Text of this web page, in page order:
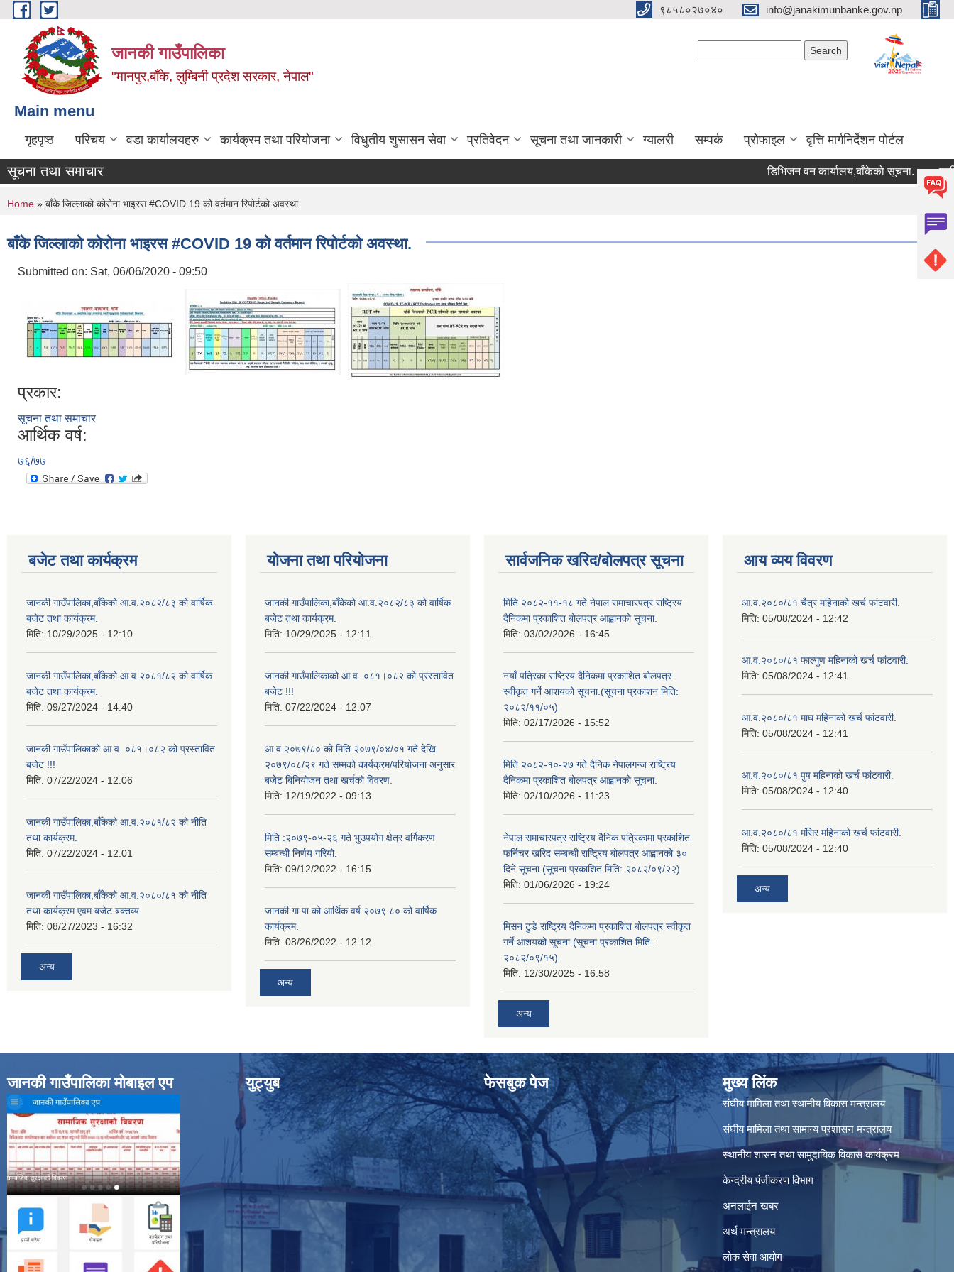
Skip to main content ९८५८०२७०४० info@janakimunbanke.gov.np
जानकी गाउँपालिका
"मानपुर,बाँके, लुम्बिनी प्रदेश सरकार, नेपाल"
Main menu
गृहपृष्ठ परिचय वडा कार्यालयहरु कार्यक्रम तथा परियोजना विधुतीय शुसासन सेवा प्रतिवेदन सूचना तथा जानकारी ग्यालरी सम्पर्क प्रोफाइल वृत्ति मार्गनिर्देशन पोर्टल
सूचना तथा समाचार डिभिजन वन कार्यालय,बाँकेको सूचना.
You are here
Home » बाँके जिल्लाको कोरोना भाइरस #COVID 19 को वर्तमान रिपोर्टको अवस्था.
बाँके जिल्लाको कोरोना भाइरस #COVID 19 को वर्तमान रिपोर्टको अवस्था.
Submitted on: Sat, 06/06/2020 - 09:50
प्रकार:
सूचना तथा समाचार
आर्थिक वर्ष:
७६/७७
बजेट तथा कार्यक्रम
जानकी गाउँपालिका,बाँकेको आ.व.२०८२/८३ को वार्षिक
बजेट तथा कार्यक्रम.
मिति: 10/29/2025 - 12:10
जानकी गाउँपालिका,बाँकेको आ.व.२०८१/८२ को वार्षिक
बजेट तथा कार्यक्रम.
मिति: 09/27/2024 - 14:40
जानकी गाउँपालिकाको आ.व. ०८१।०८२ को प्रस्तावित
बजेट !!!
मिति: 07/22/2024 - 12:06
जानकी गाउँपालिका,बाँकेको आ.व.२०८१/८२ को नीति
तथा कार्यक्रम.
मिति: 07/22/2024 - 12:01
जानकी गाउँपालिका,बाँकेको आ.व.२०८०/८१ को नीति
तथा कार्यक्रम एवम बजेट बक्तव्य.
मिति: 08/27/2023 - 16:32
अन्य
योजना तथा परियोजना
जानकी गाउँपालिका,बाँकेको आ.व.२०८२/८३ को वार्षिक
बजेट तथा कार्यक्रम.
मिति: 10/29/2025 - 12:11
जानकी गाउँपालिकाको आ.व. ०८१।०८२ को प्रस्तावित
बजेट !!!
मिति: 07/22/2024 - 12:07
आ.व.२०७९/८० को मिति २०७९/०४/०१ गते देखि
२०७९/०८/२९ गते सम्मको कार्यक्रम/परियोजना अनुसार
बजेट बिनियोजन तथा खर्चको विवरण.
मिति: 12/19/2022 - 09:13
मिति :२०७९-०५-२६ गते भुउपयोग क्षेत्र वर्गिकरण
सम्बन्धी निर्णय गरियो.
मिति: 09/12/2022 - 16:15
जानकी गा.पा.को आर्थिक वर्ष २०७९.८० को वार्षिक
कार्यक्रम.
मिति: 08/26/2022 - 12:12
अन्य
सार्वजनिक खरिद/बोलपत्र सूचना
मिति २०८२-११-१८ गते नेपाल समाचारपत्र राष्ट्रिय
दैनिकमा प्रकाशित बोलपत्र आह्वानको सूचना.
मिति: 03/02/2026 - 16:45
नयाँ पत्रिका राष्ट्रिय दैनिकमा प्रकाशित बोलपत्र
स्वीकृत गर्ने आशयको सूचना.(सूचना प्रकाशन मिति:
२०८२/११/०५)
मिति: 02/17/2026 - 15:52
मिति २०८२-१०-२७ गते दैनिक नेपालगन्ज राष्ट्रिय
दैनिकमा प्रकाशित बोलपत्र आह्वानको सूचना.
मिति: 02/10/2026 - 11:23
नेपाल समाचारपत्र राष्ट्रिय दैनिक पत्रिकामा प्रकाशित
फर्निचर खरिद सम्बन्धी राष्ट्रिय बोलपत्र आह्वानको ३०
दिने सूचना.(सूचना प्रकाशित मिति: २०८२/०९/२२)
मिति: 01/06/2026 - 19:24
मिसन टुडे राष्ट्रिय दैनिकमा प्रकाशित बोलपत्र स्वीकृत
गर्ने आशयको सूचना.(सूचना प्रकाशित मिति :
२०८२/०९/१५)
मिति: 12/30/2025 - 16:58
अन्य
आय व्यय विवरण
आ.व.२०८०/८१ चैत्र महिनाको खर्च फांटवारी.
मिति: 05/08/2024 - 12:42
आ.व.२०८०/८१ फाल्गुण महिनाको खर्च फांटवारी.
मिति: 05/08/2024 - 12:41
आ.व.२०८०/८१ माघ महिनाको खर्च फांटवारी.
मिति: 05/08/2024 - 12:41
आ.व.२०८०/८१ पुष महिनाको खर्च फांटवारी.
मिति: 05/08/2024 - 12:40
आ.व.२०८०/८१ मंसिर महिनाको खर्च फांटवारी.
मिति: 05/08/2024 - 12:40
अन्य
जानकी गाउँपालिका मोबाइल एप युट्युब फेसबुक पेज मुख्य लिंक
संघीय मामिला तथा स्थानीय विकास मन्त्रालय
संघीय मामिला तथा सामान्य प्रशासन मन्त्रालय
स्थानीय शासन तथा सामुदायिक विकास कार्यक्रम
केन्द्रीय पंजीकरण विभाग
अनलाईन खबर
अर्थ मन्त्रालय
लोक सेवा आयोग